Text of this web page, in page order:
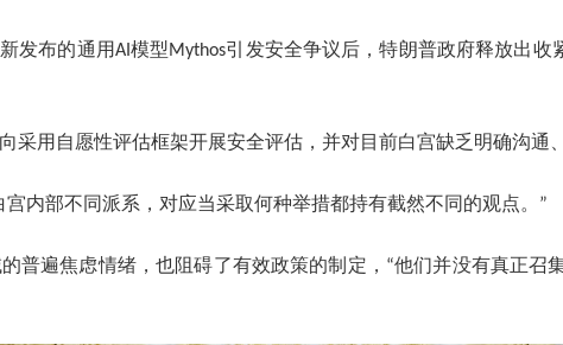
发布的通用AI模型Mythos引发安全争议后，特朗普政府释放出
采用自愿性评估框架开展安全评估，并对目前白宫缺乏明确沟通
内部不同派系，对应当采取何种举措都持有截然不同的观点。”
普遍焦虑情绪，也阻碍了有效政策的制定，“他们并没有真正